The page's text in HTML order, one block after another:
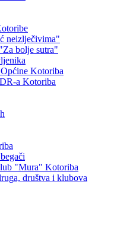
neizlječivima"
bolje sutra"
Kotoriba
a Kotoriba
"Mura" Kotoriba
društva i klubova